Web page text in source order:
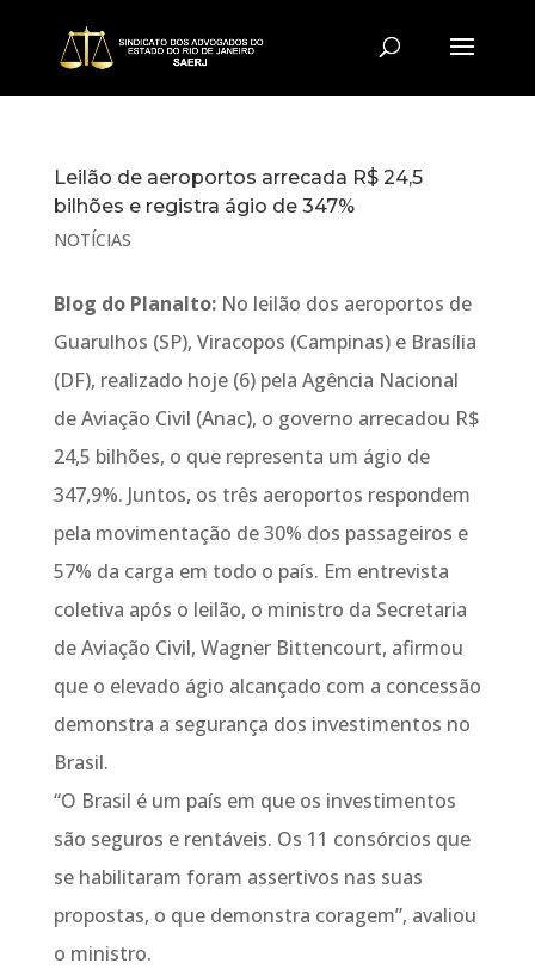
Leilão de aeroportos arrecada R$ 24,5
bilhões e registra ágio de 347%
NOTÍCIAS
Blog do Planalto: No leilão dos aeroportos de
Guarulhos (SP), Viracopos (Campinas) e Brasília
(DF), realizado hoje (6) pela Agência Nacional
de Aviação Civil (Anac), o governo arrecadou R$
24,5 bilhões, o que representa um ágio de
347,9%. Juntos, os três aeroportos respondem
pela movimentação de 30% dos passageiros e
57% da carga em todo o país. Em entrevista
coletiva após o leilão, o ministro da Secretaria
de Aviação Civil, Wagner Bittencourt, afirmou
que o elevado ágio alcançado com a concessão
demonstra a segurança dos investimentos no
Brasil.
“O Brasil é um país em que os investimentos
são seguros e rentáveis. Os 11 consórcios que
se habilitaram foram assertivos nas suas
propostas, o que demonstra coragem”, avaliou
o ministro.